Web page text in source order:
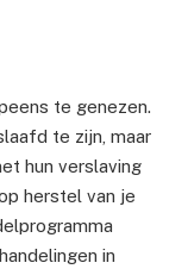
te genezen.
te zijn, maar
hun verslaving
herstel van je
in